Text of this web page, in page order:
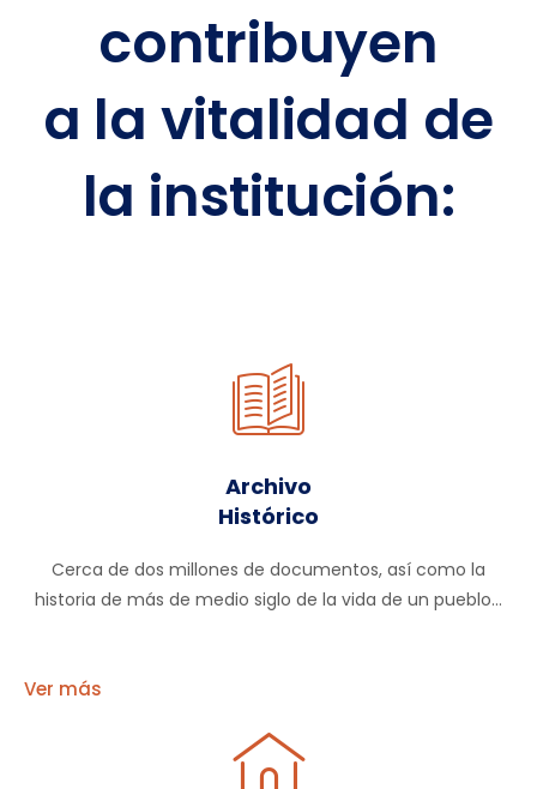
contribuyen
a la vitalidad de
la institución:
Archivo
Histórico
Cerca de dos millones de documentos, así como la
historia de más de medio siglo de la vida de un pueblo...
Ver más